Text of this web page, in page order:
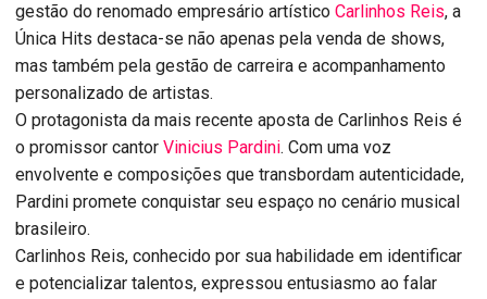
gestão do renomado empresário artístico Carlinhos Reis, a
Única Hits destaca-se não apenas pela venda de shows,
mas também pela gestão de carreira e acompanhamento
personalizado de artistas.
O protagonista da mais recente aposta de Carlinhos Reis é
o promissor cantor Vinicius Pardini. Com uma voz
envolvente e composições que transbordam autenticidade,
Pardini promete conquistar seu espaço no cenário musical
brasileiro.
Carlinhos Reis, conhecido por sua habilidade em identificar
e potencializar talentos, expressou entusiasmo ao falar